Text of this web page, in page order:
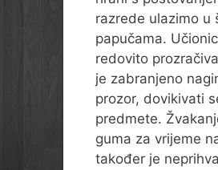
razrede ulazimo u
papučama.
redovito
je zabranjeno
prozor, dovikivati
predmete.
guma za vrijeme
također je